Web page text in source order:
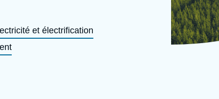
Politique étrangère
Podcast
Russie - Eurasie
Afrique du Nord et Moyen-Orient
et électrification